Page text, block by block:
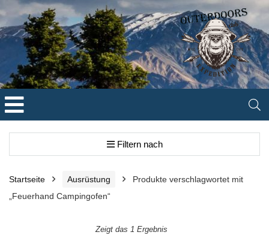
Filtern nach
Startseite Ausrüstung
Produkte verschlagwortet mit
„Feuerhand Campingofen“
Zeigt das 1 Ergebnis